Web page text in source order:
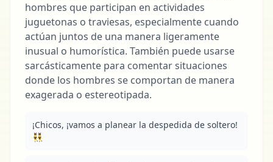
hombres que participan en actividades
juguetonas o traviesas, especialmente cuando
actúan juntos de una manera ligeramente
inusual o humorística. También puede usarse
sarcásticamente para comentar situaciones
donde los hombres se comportan de manera
exagerada o estereotipada.
¡Chicos, ¡vamos a planear la despedida de soltero!
👯‍♂️